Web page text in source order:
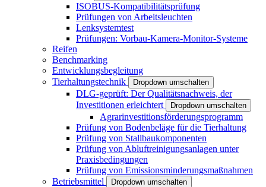
ISOBUS-Kompatibilitätsprüfung
Prüfungen von Arbeitsleuchten
Lenksystemtest
Prüfungen: Vorbau-Kamera-Monitor-Systeme
Reifen
Benchmarking
Entwicklungsbegleitung
Tierhaltungstechnik
Dropdown umschalten
DLG-geprüft: Der Qualitätsnachweis, der
Investitionen erleichtert
Dropdown umschalten
Agrarinvestitionsförderungsprogramm
Prüfung von Bodenbeläge für die Tierhaltung
Prüfung von Stallbaukomponenten
Prüfung von Abluftreinigungsanlagen unter
Praxisbedingungen
Prüfung von Emissionsminderungsmaßnahmen
Betriebsmittel
Dropdown umschalten